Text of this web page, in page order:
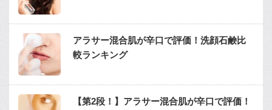
アラサー混合肌が辛口で評価！洗顔石鹸比
較ランキング
【第2段！】アラサー混合肌が辛口で評価！